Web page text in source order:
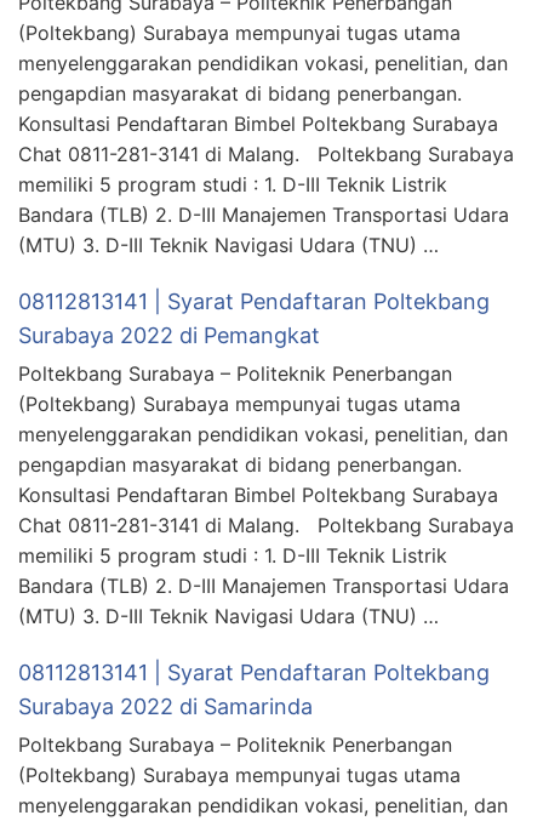
(Poltekbang) Surabaya mempunyai tugas utama
menyelenggarakan pendidikan vokasi, penelitian, dan
pengapdian masyarakat di bidang penerbangan.
Konsultasi Pendaftaran Bimbel Poltekbang Surabaya
Chat 0811-281-3141 di Malang. Poltekbang Surabaya
memiliki 5 program studi : 1. D-III Teknik Listrik
Bandara (TLB) 2. D-III Manajemen Transportasi Udara
(MTU) 3. D-III Teknik Navigasi Udara (TNU) …
08112813141 | Syarat Pendaftaran Poltekbang
Surabaya 2022 di Pemangkat
Poltekbang Surabaya – Politeknik Penerbangan
(Poltekbang) Surabaya mempunyai tugas utama
menyelenggarakan pendidikan vokasi, penelitian, dan
pengapdian masyarakat di bidang penerbangan.
Konsultasi Pendaftaran Bimbel Poltekbang Surabaya
Chat 0811-281-3141 di Malang. Poltekbang Surabaya
memiliki 5 program studi : 1. D-III Teknik Listrik
Bandara (TLB) 2. D-III Manajemen Transportasi Udara
(MTU) 3. D-III Teknik Navigasi Udara (TNU) …
08112813141 | Syarat Pendaftaran Poltekbang
Surabaya 2022 di Samarinda
Poltekbang Surabaya – Politeknik Penerbangan
(Poltekbang) Surabaya mempunyai tugas utama
menyelenggarakan pendidikan vokasi, penelitian, dan